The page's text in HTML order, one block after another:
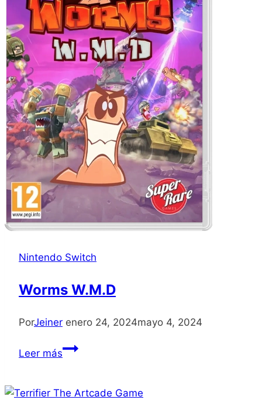
Nintendo Switch
Worms W.M.D
PorJeiner enero 24, 2024mayo 4, 2024
Leer másWorms